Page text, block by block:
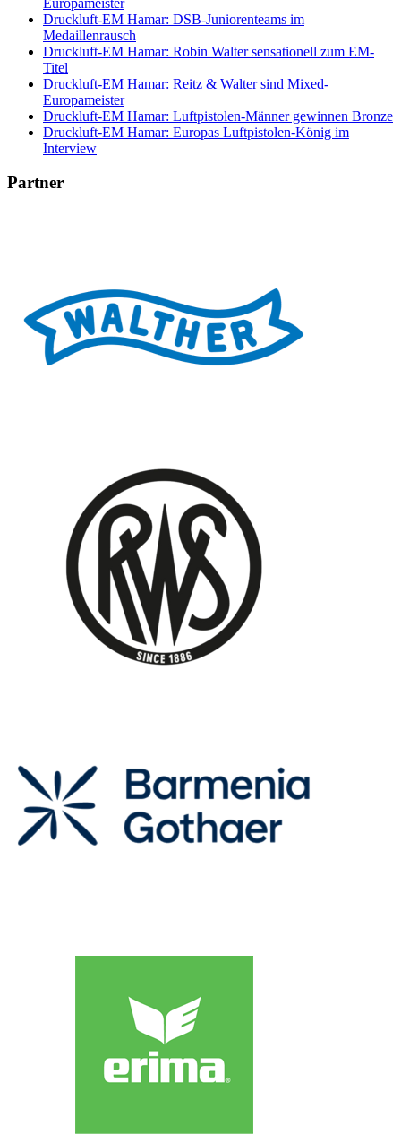
Druckluft-EM Hamar: DSB-Juniorenteams im
Medaillenrausch
Druckluft-EM Hamar: Robin Walter sensationell zum EM-
Titel
Druckluft-EM Hamar: Reitz & Walter sind Mixed-
Europameister
Druckluft-EM Hamar: Luftpistolen-Männer gewinnen Bronze
Druckluft-EM Hamar: Europas Luftpistolen-König im
Interview
Partner